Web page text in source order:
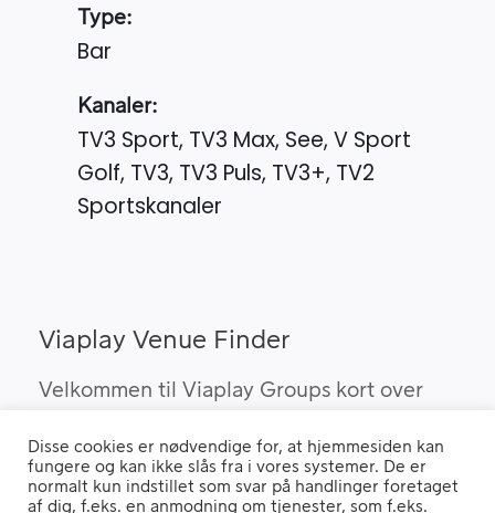
Type:
Bar
Kanaler:
TV3 Sport, TV3 Max, See, V Sport
Golf, TV3, TV3 Puls, TV3+, TV2
Sportskanaler
Viaplay Venue Finder
Velkommen til Viaplay Groups kort over
finde barer, pubber og hoteller, som kan
vise Viaplay’s sportsrettigheder i Danmark.
Disse cookies er nødvendige for, at hjemmesiden kan
fungere og kan ikke slås fra i vores systemer. De er
normalt kun indstillet som svar på handlinger foretaget
af dig, f.eks. en anmodning om tjenester, som f.eks.